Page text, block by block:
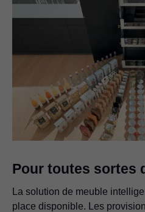
Pour toutes sortes
La solution de meuble
place disponible. Les